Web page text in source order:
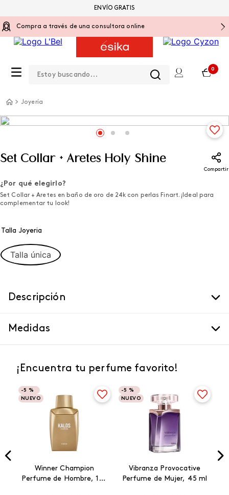
Compra a través de una consultora online
0
ENVÍO GRATIS
Joyería
Set Collar + Aretes Holy Shine
Compartir
¿Por qué elegirlo?
Set Collar + Aretes en baño de oro de 24k con perlas Finart. ¡Ideal para
complementar tu look!
Talla Joyeria
Talla única
Descripción
Medidas
¡Encuentra tu perfume favorito!
-5 %
NUEVO
Winner Champion
Perfume de Hombre, 100
-5 %
NUEVO
Vibranza Provocative
Perfume de Mujer, 45 ml